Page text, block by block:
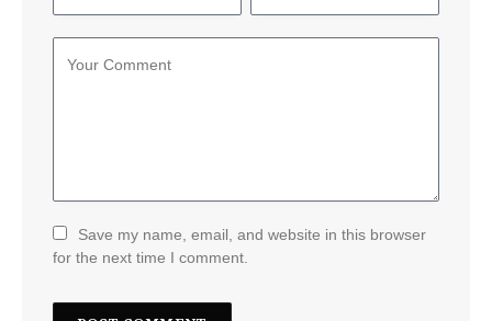
Save my name, email, and website in this browser
for the next time I comment.